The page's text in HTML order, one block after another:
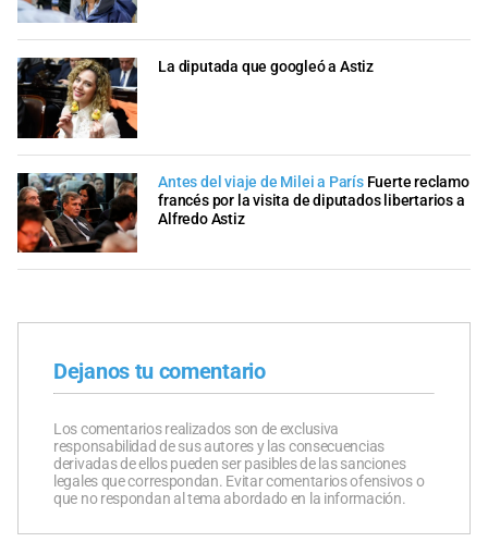
La diputada que googleó a Astiz
Antes del viaje de Milei a París Fuerte reclamo
francés por la visita de diputados libertarios a
Alfredo Astiz
Dejanos tu comentario
Los comentarios realizados son de exclusiva
responsabilidad de sus autores y las consecuencias
derivadas de ellos pueden ser pasibles de las sanciones
legales que correspondan. Evitar comentarios ofensivos o
que no respondan al tema abordado en la información.